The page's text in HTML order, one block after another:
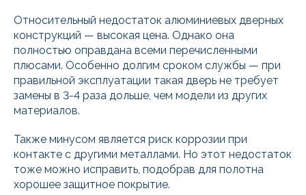
Относительный недостаток алюминиевых дверных
конструкций — высокая цена. Однако она
полностью оправдана всеми перечисленными
плюсами. Особенно долгим сроком службы — при
правильной эксплуатации такая дверь не требует
замены в 3-4 раза дольше, чем модели из других
материалов.
Также минусом является риск коррозии при
контакте с другими металлами. Но этот недостаток
тоже можно исправить, подобрав для полотна
хорошее защитное покрытие.